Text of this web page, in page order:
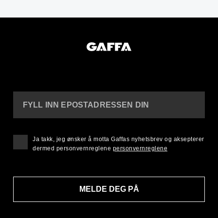
FYLL INN EPOSTADRESSEN DIN
MELDE DEG PÅ
Ja takk, jeg ønsker å motta Gaffas nyhetsbrev og aksepterer
dermed personvernreglene personvernreglene